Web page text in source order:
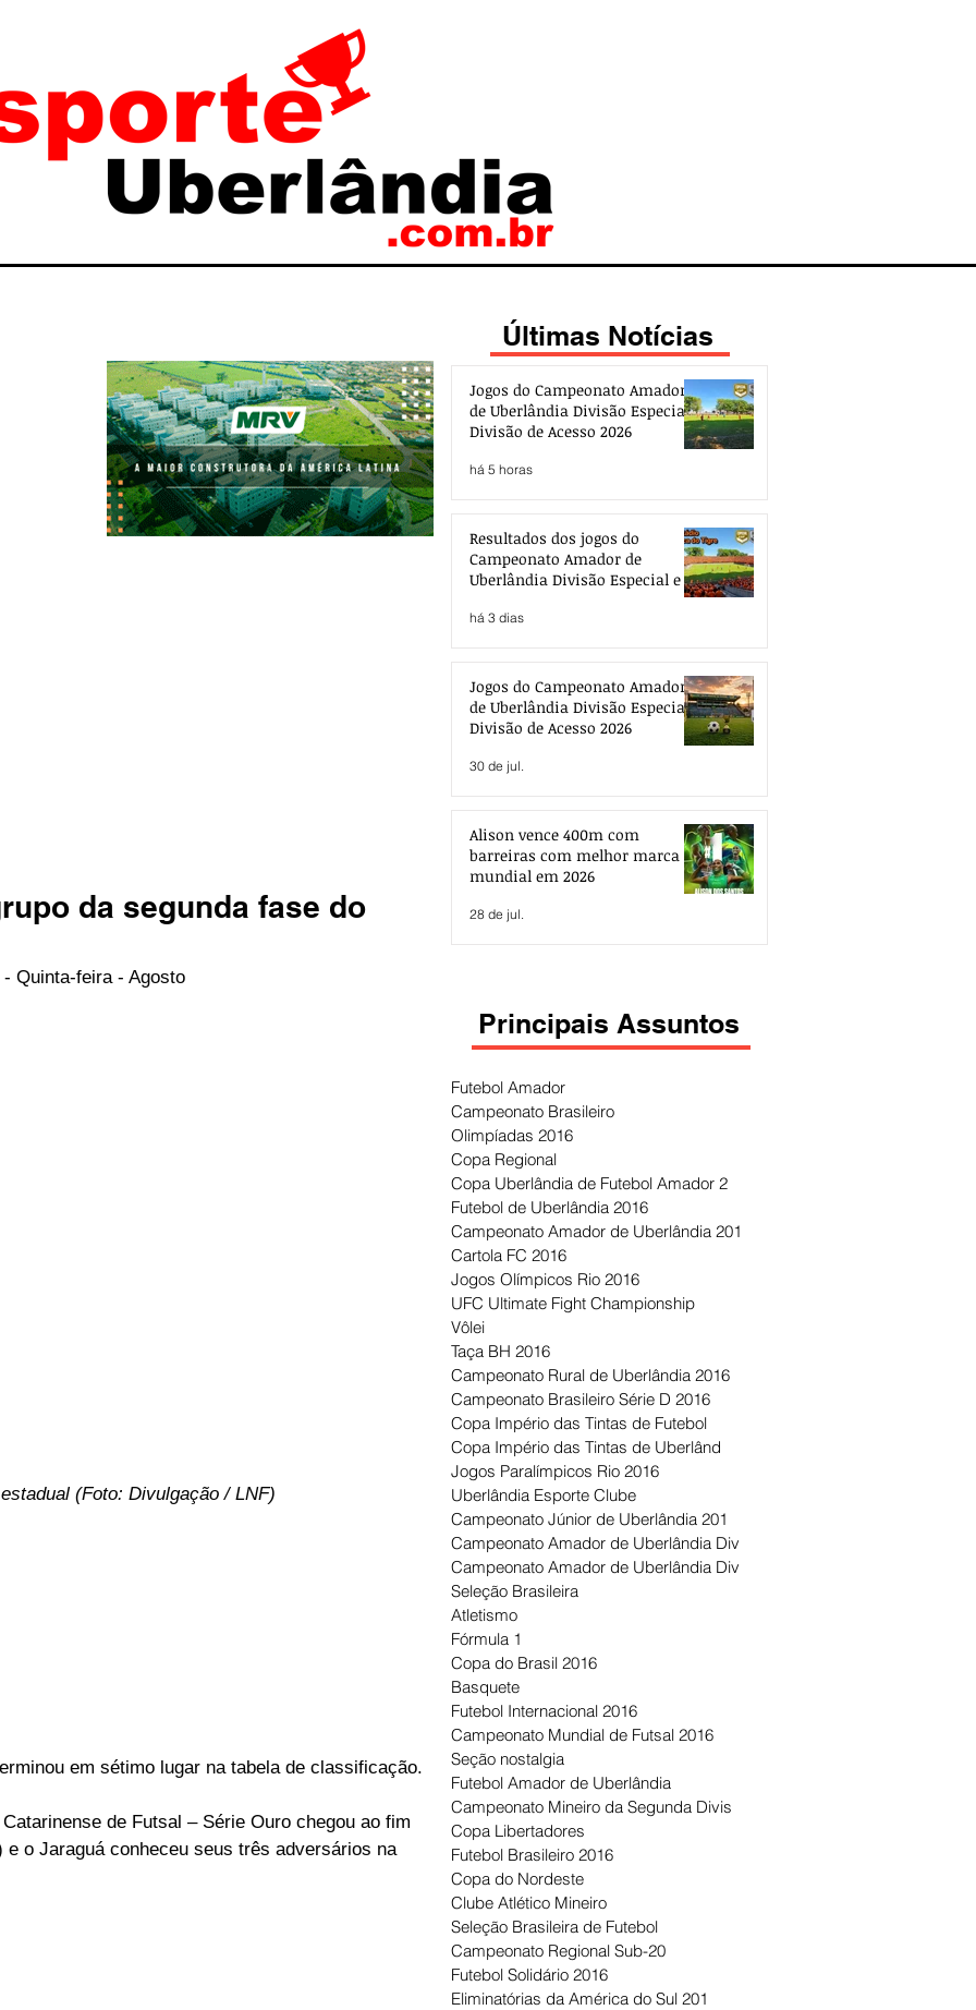
da segunda fase do
Quinta-feira - Agosto
(Foto: Divulgação / LNF)
em sétimo lugar na tabela de classificação.
de Futsal – Série Ouro chegou ao fim
o Jaraguá conheceu seus três adversários na
Últimas Notícias
Jogos do Campeonato Amador
de Uberlândia Divisão Especial e
Divisão de Acesso 2026
há 5 horas
Resultados dos jogos do
Campeonato Amador de
Uberlândia Divisão Especial e de
há 3 dias
Jogos do Campeonato Amador
de Uberlândia Divisão Especial e
Divisão de Acesso 2026
30 de jul.
Alison vence 400m com
barreiras com melhor marca
mundial em 2026
28 de jul.
Principais Assuntos
Futebol Amador
Campeonato Brasileiro
Olimpíadas 2016
Copa Regional
Copa Uberlândia de Futebol Amador 2
Futebol de Uberlândia 2016
Campeonato Amador de Uberlândia 201
Cartola FC 2016
Jogos Olímpicos Rio 2016
UFC Ultimate Fight Championship
Vôlei
Taça BH 2016
Campeonato Rural de Uberlândia 2016
Campeonato Brasileiro Série D 2016
Copa Império das Tintas de Futebol
Copa Império das Tintas de Uberlând
Jogos Paralímpicos Rio 2016
Uberlândia Esporte Clube
Campeonato Júnior de Uberlândia 201
Campeonato Amador de Uberlândia Div
Campeonato Amador de Uberlândia Div
Seleção Brasileira
Atletismo
Fórmula 1
Copa do Brasil 2016
Basquete
Futebol Internacional 2016
Campeonato Mundial de Futsal 2016
Seção nostalgia
Futebol Amador de Uberlândia
Campeonato Mineiro da Segunda Divis
Copa Libertadores
Futebol Brasileiro 2016
Copa do Nordeste
Clube Atlético Mineiro
Seleção Brasileira de Futebol
Campeonato Regional Sub-20
Futebol Solidário 2016
Eliminatórias da América do Sul 201